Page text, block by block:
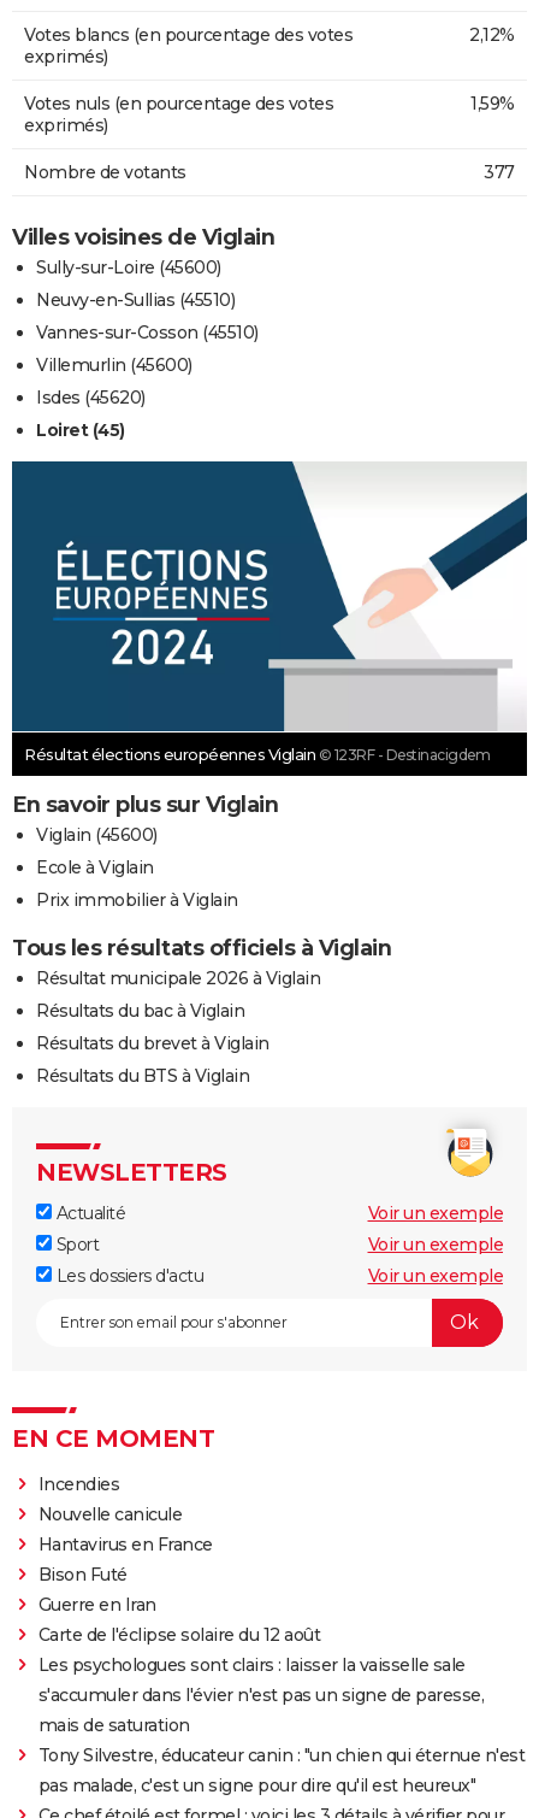
Votes blancs (en pourcentage des votes
exprimés)
2,12%
Votes nuls (en pourcentage des votes
exprimés)
1,59%
Nombre de votants 377
Villes voisines de Viglain
Sully-sur-Loire (45600)
Neuvy-en-Sullias (45510)
Vannes-sur-Cosson (45510)
Villemurlin (45600)
Isdes (45620)
Loiret (45)
Résultat élections européennes Viglain © 123RF - Destinacigdem
En savoir plus sur Viglain
Viglain (45600)
Ecole à Viglain
Prix immobilier à Viglain
Tous les résultats officiels à Viglain
Résultat municipale 2026 à Viglain
Résultats du bac à Viglain
Résultats du brevet à Viglain
Résultats du BTS à Viglain
NEWSLETTERS
Actualité
Voir un exemple
Sport
Voir un exemple
Les dossiers d'actu
Voir un exemple
EN CE MOMENT
Incendies
Nouvelle canicule
Hantavirus en France
Bison Futé
Guerre en Iran
Carte de l'éclipse solaire du 12 août
Les psychologues sont clairs : laisser la vaisselle sale
s'accumuler dans l'évier n'est pas un signe de paresse,
mais de saturation
Tony Silvestre, éducateur canin : "un chien qui éternue n'est
pas malade, c'est un signe pour dire qu'il est heureux"